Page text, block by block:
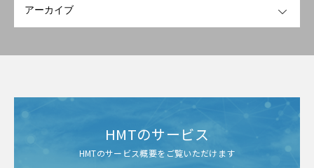
HMTのサービス
HMTのサービス概要をご覧いただけます